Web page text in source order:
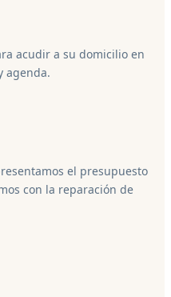
acudir a su domicilio en
agenda.
el presupuesto
con la reparación de